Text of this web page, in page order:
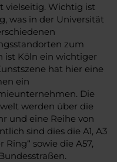
vielseitig. Wichtig ist
was in der Universität
zum
ist Köln ein wichtiger
hat hier eine
ein
Die
werden über die
und eine Reihe von
sind dies die A1, A3
sowie die A57,